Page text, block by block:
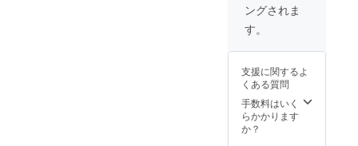
ングされま
す。
支援に関するよ
くある質問
手数料はいく
らかかります
か？